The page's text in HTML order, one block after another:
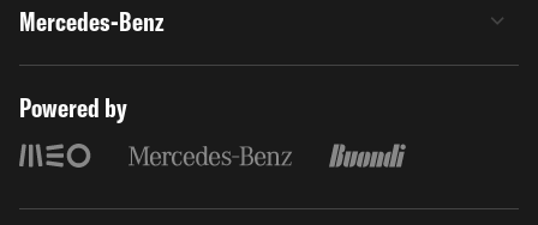
Mercedes-Benz
Powered by